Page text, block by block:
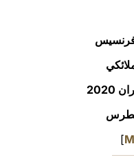
LATINE
فرنسيس
]